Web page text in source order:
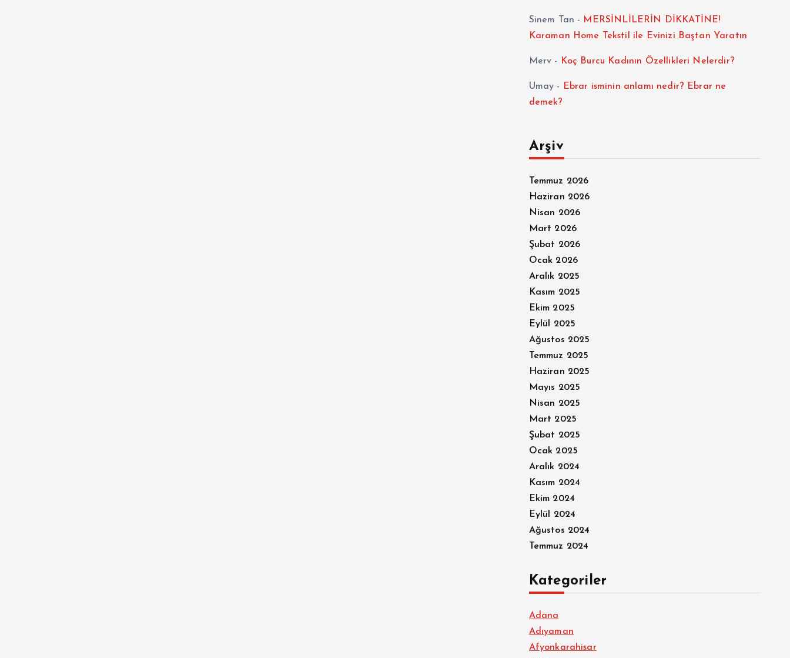
Sinem Tan - MERSİNLİLERİN DİKKATİNE!
Karaman Home Tekstil ile Evinizi Baştan Yaratın
Merv - Koç Burcu Kadının Özellikleri Nelerdir?
Umay -
Ebrar isminin anlamı nedir? Ebrar ne
demek?
Arşiv
Temmuz 2026
Haziran 2026
Nisan 2026
Mart 2026
Şubat 2026
Ocak 2026
Aralık 2025
Kasım 2025
Ekim 2025
Eylül 2025
Ağustos 2025
Temmuz 2025
Haziran 2025
Mayıs 2025
Nisan 2025
Mart 2025
Şubat 2025
Ocak 2025
Aralık 2024
Kasım 2024
Ekim 2024
Eylül 2024
Ağustos 2024
Temmuz 2024
Kategoriler
Adana
Adıyaman
Afyonkarahisar